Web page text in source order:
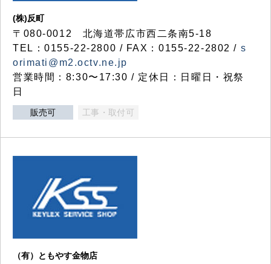
(株)反町
〒080-0012 北海道帯広市西二条南5-18
TEL：0155-22-2800 / FAX：0155-22-2802 / s
orimati@m2.octv.ne.jp
営業時間：8:30〜17:30 / 定休日：日曜日・祝祭
日
販売可 工事・取付可
（有）ともやす金物店